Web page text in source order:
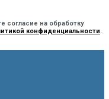
согласие на обработку
конфиденциальности.